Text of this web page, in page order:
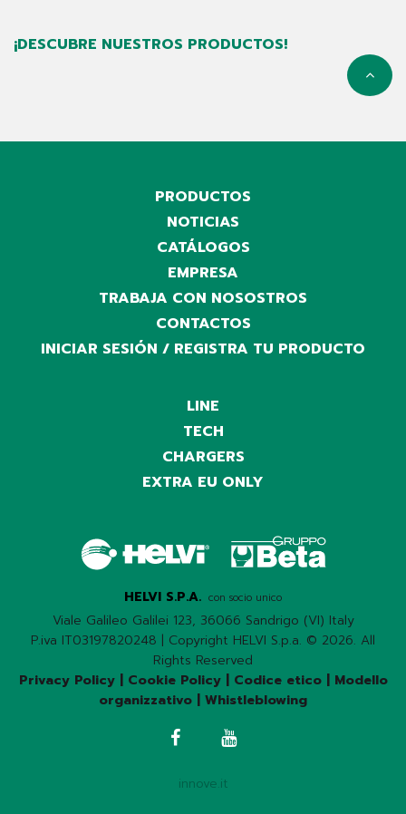
¡DESCUBRE NUESTROS PRODUCTOS!
PRODUCTOS
NOTICIAS
CATÁLOGOS
EMPRESA
TRABAJA CON NOSOSTROS
CONTACTOS
INICIAR SESIÓN / REGISTRA TU PRODUCTO
LINE
TECH
CHARGERS
EXTRA EU ONLY
HELVI S.P.A. con socio unico
Viale Galileo Galilei 123, 36066 Sandrigo (VI) Italy
P.iva IT03197820248 | Copyright HELVI S.p.a. © 2026. All
Rights Reserved
Privacy Policy| Cookie Policy| Codice etico| Modello
organizzativo
Whistleblowing
innove.it